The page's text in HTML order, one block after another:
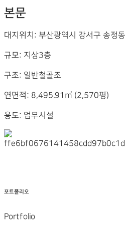
본문
대지위치: 부산광역시 강서구 송정
규모: 지상3층
구조: 일반철골조
연면적: 8,495.91㎡ (2,570평)
용도: 업무시설
포트폴리오
Portfolio